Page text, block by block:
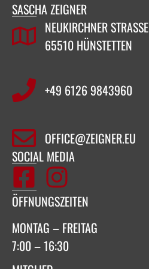
SASCHA ZEIGNER
NEUKIRCHNER STRASSE 4
65510 HÜNSTETTEN
+49 6126 9843960‬
OFFICE@ZEIGNER.EU
SOCIAL MEDIA
ÖFFNUNGSZEITEN
MONTAG – FREITAG
7:00 – 16:30